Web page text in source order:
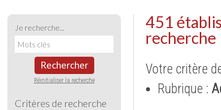
Je recherche...
Rechercher
Réinitialiser la recherche
Critères de recherche
451
recherche
Votre critère
Rubrique :